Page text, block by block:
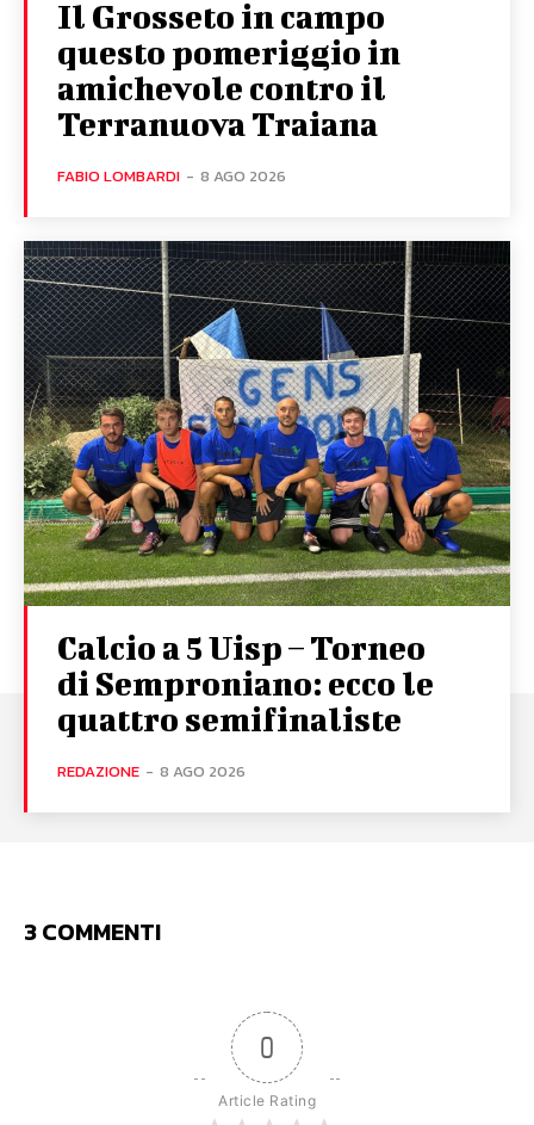
Il Grosseto in campo
questo pomeriggio in
amichevole contro il
Terranuova Traiana
FABIO LOMBARDI - 8 AGO 2026
Calcio a 5 Uisp – Torneo
di Semproniano: ecco le
quattro semifinaliste
REDAZIONE - 8 AGO 2026
3 COMMENTI
0
Article Rating